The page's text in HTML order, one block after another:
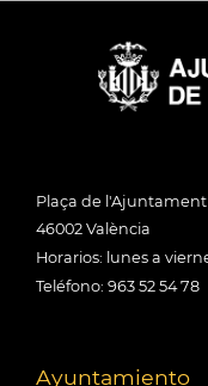
Plaça de l'Ajuntament
46002 València
Horarios: lunes a
Teléfono: 963 52 54 78
Ayuntamiento